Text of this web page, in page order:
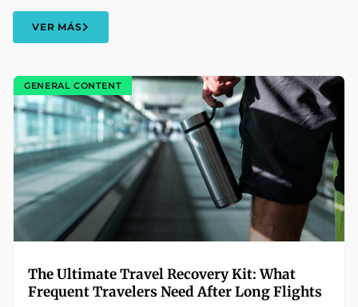
VER MÁS
GENERAL CONTENT
The Ultimate Travel Recovery Kit: What
Frequent Travelers Need After Long Flights